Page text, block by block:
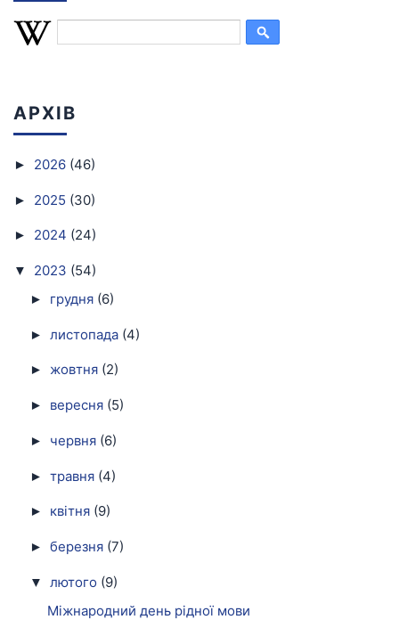
АРХІВ
► 2026 (46)
► 2025 (30)
► 2024 (24)
▼ 2023 (54)
► грудня (6)
► листопада (4)
► жовтня (2)
► вересня (5)
► червня (6)
► травня (4)
► квітня (9)
► березня (7)
▼ лютого (9)
Міжнародний день рідної мови